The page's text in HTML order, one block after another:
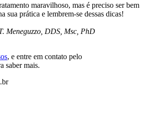
maravilhoso, mas é preciso ser bem
sua prática e lembrem-se dessas dicas!
Meneguzzo, DDS, Msc, PhD
, e entre em contato pelo
saber mais.